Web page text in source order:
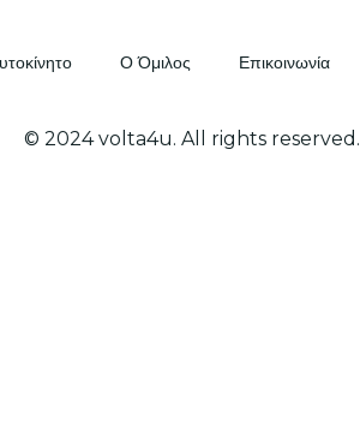
Ο Όμιλος Επικοινωνία
© 2024 volta4u. All rights reserved.